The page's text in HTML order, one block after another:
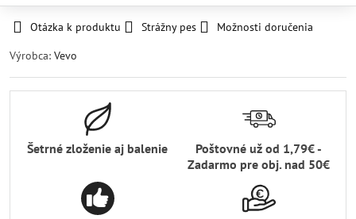
Otázka k produktu Strážny pes
Možnosti doručenia
Výrobca: Vevo
Šetrné zloženie aj balenie
Poštovné už od 1,79€ -
Zadarmo pre obj​. nad 50€